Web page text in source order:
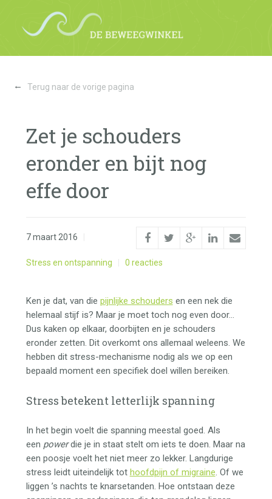
← Terug naar de vorige pagina
Zet je schouders
eronder en bijt nog
effe door
7 maart 2016
Stress en ontspanning 0 reacties
Ken je dat, van die pijnlijke schouders en een nek die
helemaal stijf is? Maar je moet toch nog even door…
Dus kaken op elkaar, doorbijten en je schouders
eronder zetten. Dit overkomt ons allemaal weleens. We
hebben dit stress-mechanisme nodig als we op een
bepaald moment een specifiek doel willen bereiken.
Stress betekent letterlijk spanning
In het begin voelt die spanning meestal goed. Als
een powerdie je in staat stelt om iets te doen. Maar na
een poosje voelt het niet meer zo lekker. Langdurige
stress leidt uiteindelijk tot hoofdpijn of migraine. Of we
liggen ’s nachts te knarsetanden. Hoe ontstaan deze